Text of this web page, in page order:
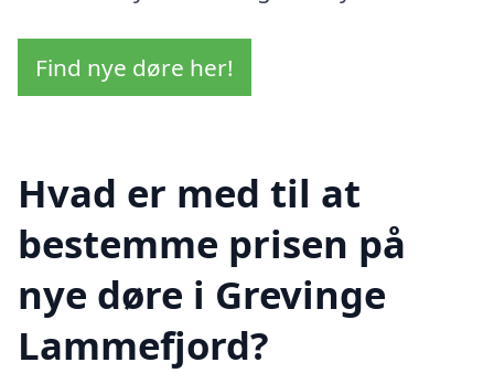
Find nye døre her!
Hvad er med til at
bestemme prisen på
nye døre i Grevinge
Lammefjord?